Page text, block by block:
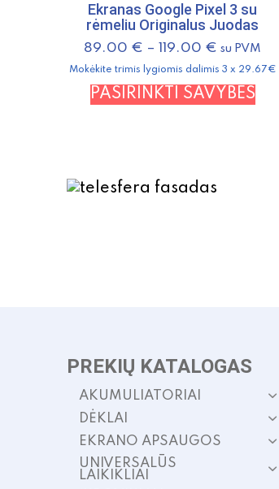
Ekranas Google Pixel 3 su
rėmeliu Originalus Juodas
89.00 € –119.00 € su PVM
Mokėkite trimis lygiomis dalimis 3 x 29.67€
PASIRINKTI SAVYBESThis
PREKIŲ KATALOGAS
AKUMULIATORIAI
DĖKLAI
EKRANO APSAUGOS
UNIVERSALŪS
LAIKIKLIAI